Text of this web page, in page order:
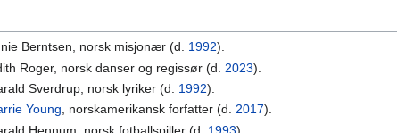
Berntsen, norsk misjonær (d. 1992).
Roger, norsk danser og regissør (d. 2023).
Sverdrup, norsk lyriker (d. 1992).
Young, norskamerikansk forfatter (d.2017).
Hennum, norsk fotballspiller (d. 1993).